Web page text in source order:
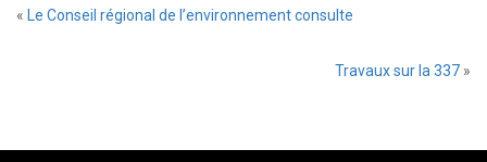
« Le Conseil régional de l’environnement consulte
Travaux sur la 337 »